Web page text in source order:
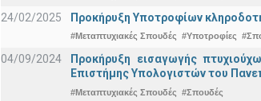
24/02/2025 Προκήρυξη Υποτροφίων
#Μεταπτυχιακές Σπουδές #Υποτροφίες
04/09/2024
Προκήρυξη εισαγωγής
Eπιστήμης Υπολογιστών του
#Μεταπτυχιακές Σπουδές #Σπουδές